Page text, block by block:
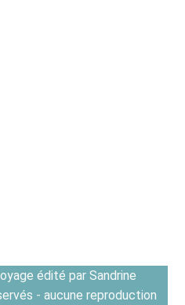
édité par Sandrine
- aucune reproduction